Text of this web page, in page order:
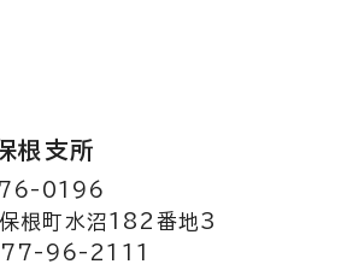
根支所
0196
根町水沼182番地3
96-2111